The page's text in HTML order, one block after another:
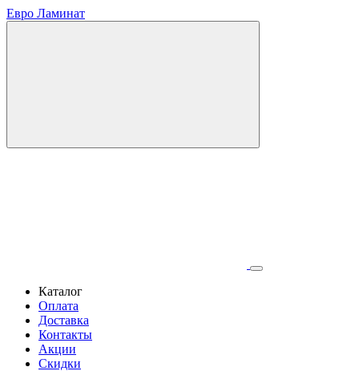
Евро Ламинат
Каталог
Оплата
Доставка
Контакты
Акции
Скидки